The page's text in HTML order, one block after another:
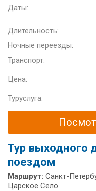
Даты:
Длительность:
Ночные переезды:
Транспорт:
Цена:
Туруслуга:
Тур выходного
поездом
Маршрут: Санкт-
Царское Село